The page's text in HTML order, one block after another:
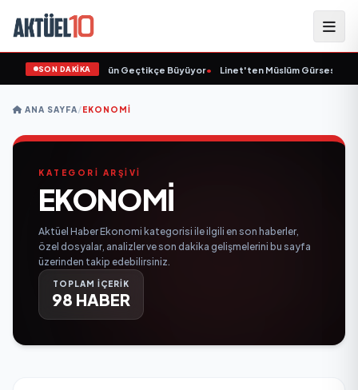
SON DAKİKA
Pazarı Gün Geçtikçe Büyüyor• Linet'ten Müslüm Gürses'e Vefa
ANA SAYFA/EKONOMI
KATEGORİ ARŞİVİ
EKONOMI
Aktüel Haber Ekonomi kategorisi ile ilgili en son haberler,
özel dosyalar, analizler ve son dakika gelişmelerini bu sayfa
üzerinden takip edebilirsiniz.
TOPLAM İÇERİK
98 HABER